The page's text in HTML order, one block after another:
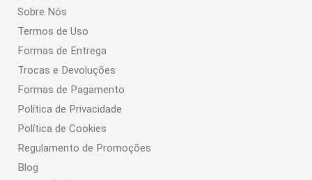
Sobre Nós
Termos de Uso
Formas de Entrega
Trocas e Devoluções
Formas de Pagamento
Política de Privacidade
Política de Cookies
Regulamento de Promoções
Blog